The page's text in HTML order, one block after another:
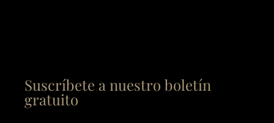
Suscríbete a nuestro boletín
gratuito